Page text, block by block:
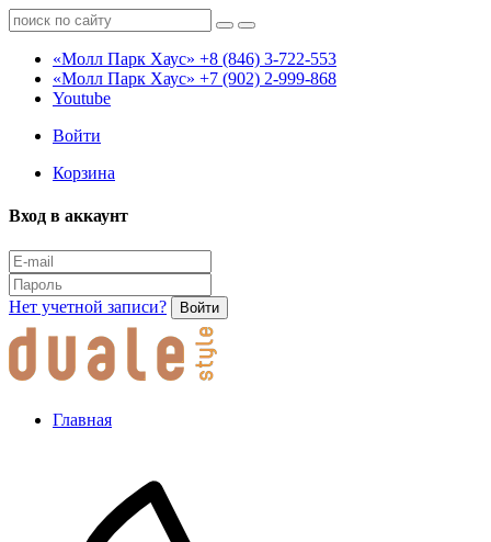
«Молл Парк Хаус» +8 (846) 3-722-553
«Молл Парк Хаус» +7 (902) 2-999-868
Youtube
Войти
Корзина
Вход в аккаунт
Нет учетной записи? Войти
Главная